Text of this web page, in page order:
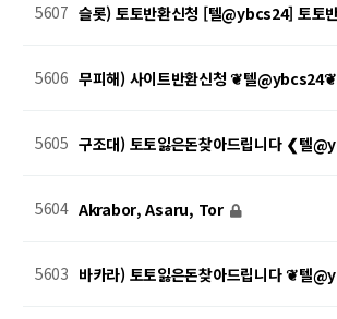
5607 슬롯) 토토반환신청 [텔@ybcs24] 토토
5606 무피해) 사이트반환신청 ❦텔@ybcs24❦
5605 구조대) 토토잃은돈찾아드립니다 ❮텔
5604 Akrabor, Asaru, Tor
5603 바카라) 토토잃은돈찾아드립니다 ❦텔